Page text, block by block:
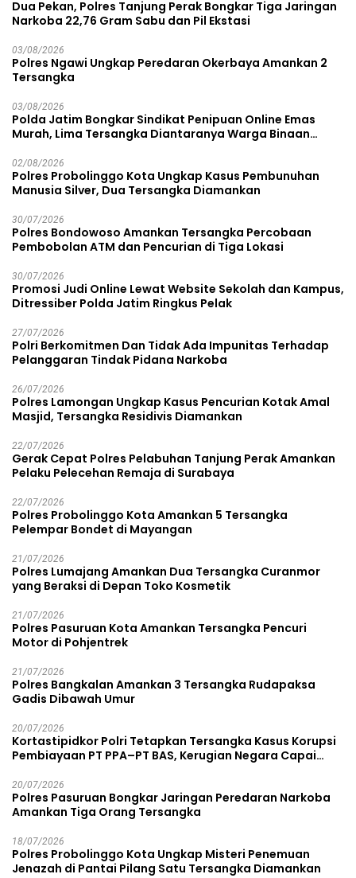
Dua Pekan, Polres Tanjung Perak Bongkar Tiga Jaringan
Narkoba 22,76 Gram Sabu dan Pil Ekstasi
03/08/2026
Polres Ngawi Ungkap Peredaran Okerbaya Amankan 2
Tersangka
03/08/2026
Polda Jatim Bongkar Sindikat Penipuan Online Emas
Murah, Lima Tersangka Diantaranya Warga Binaan
02/08/2026
Polres Probolinggo Kota Ungkap Kasus Pembunuhan
Manusia Silver, Dua Tersangka Diamankan
30/07/2026
Polres Bondowoso Amankan Tersangka Percobaan
Pembobolan ATM dan Pencurian di Tiga Lokasi
30/07/2026
Promosi Judi Online Lewat Website Sekolah dan Kampus,
Ditressiber Polda Jatim Ringkus Pelak
27/07/2026
Polri Berkomitmen Dan Tidak Ada Impunitas Terhadap
Pelanggaran Tindak Pidana Narkoba
26/07/2026
Polres Lamongan Ungkap Kasus Pencurian Kotak Amal
Masjid, Tersangka Residivis Diamankan
22/07/2026
Gerak Cepat Polres Pelabuhan Tanjung Perak Amankan
Pelaku Pelecehan Remaja di Surabaya
22/07/2026
Polres Probolinggo Kota Amankan 5 Tersangka
Pelempar Bondet di Mayangan
21/07/2026
Polres Lumajang Amankan Dua Tersangka Curanmor
yang Beraksi di Depan Toko Kosmetik
21/07/2026
Polres Pasuruan Kota Amankan Tersangka Pencuri
Motor di Pohjentrek
21/07/2026
Polres Bangkalan Amankan 3 Tersangka Rudapaksa
Gadis Dibawah Umur
20/07/2026
Kortastipidkor Polri Tetapkan Tersangka Kasus Korupsi
Pembiayaan PT PPA–PT BAS, Kerugian Negara Capai
20/07/2026
Polres Pasuruan Bongkar Jaringan Peredaran Narkoba
Amankan Tiga Orang Tersangka
18/07/2026
Polres Probolinggo Kota Ungkap Misteri Penemuan
Jenazah di Pantai Pilang Satu Tersangka Diamankan